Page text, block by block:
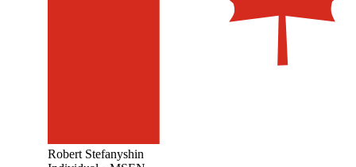
Robert Stefanyshin